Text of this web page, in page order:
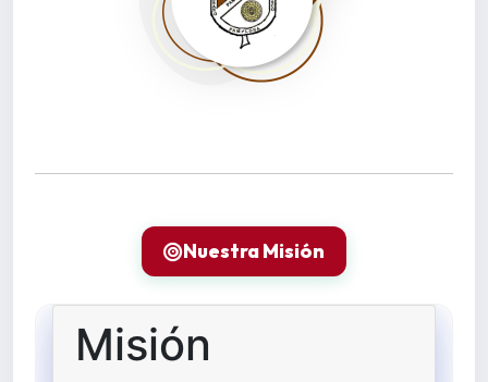
Nuestra Misión